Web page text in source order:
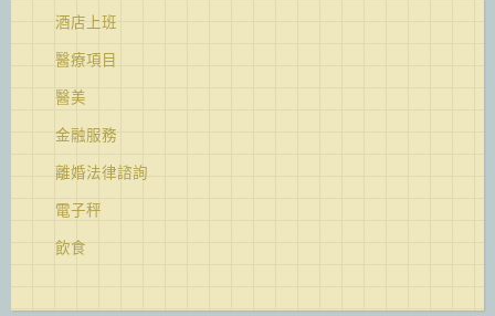
酒店上班
醫療項目
醫美
金融服務
離婚法律諮詢
電子秤
飲食